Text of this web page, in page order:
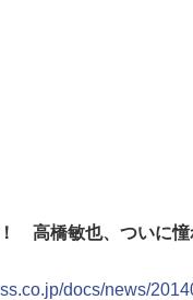
高橋敏也、ついに憧
docs/news/